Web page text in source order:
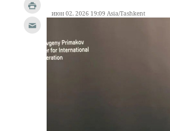
июн 02, 2026 19:09 Asia/Tashkent